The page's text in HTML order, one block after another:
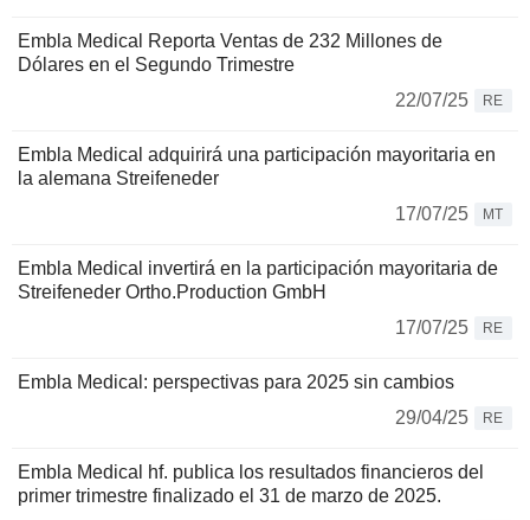
Embla Medical Reporta Ventas de 232 Millones de
Dólares en el Segundo Trimestre
22/07/25
RE
Embla Medical adquirirá una participación mayoritaria en
la alemana Streifeneder
17/07/25
MT
Embla Medical invertirá en la participación mayoritaria de
Streifeneder Ortho.Production GmbH
17/07/25
RE
Embla Medical: perspectivas para 2025 sin cambios
29/04/25
RE
Embla Medical hf. publica los resultados financieros del
primer trimestre finalizado el 31 de marzo de 2025.